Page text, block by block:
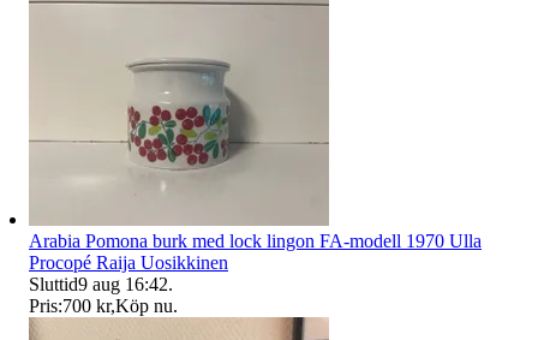
Arabia Pomona burk med lock lingon FA-modell 1970 Ulla
Procopé Raija Uosikkinen
Sluttid9 aug 16:42.
Pris:700 kr,Köp nu.